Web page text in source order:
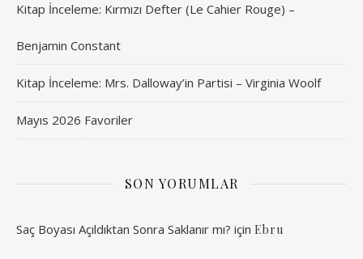
Kitap İnceleme: Kırmızı Defter (Le Cahier Rouge) –
Benjamin Constant
Kitap İnceleme: Mrs. Dalloway’in Partisi – Virginia Woolf
Mayıs 2026 Favoriler
SON YORUMLAR
Saç Boyası Açıldıktan Sonra Saklanır mı? için Ebru